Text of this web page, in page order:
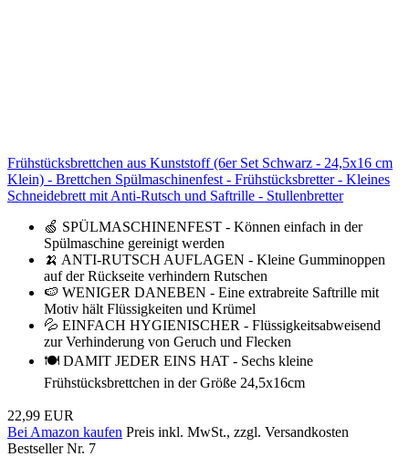
Frühstücksbrettchen aus Kunststoff (6er Set Schwarz - 24,5x16 cm
Klein) - Brettchen Spülmaschinenfest - Frühstücksbretter - Kleines
Schneidebrett mit Anti-Rutsch und Saftrille - Stullenbretter
🍏 SPÜLMASCHINENFEST - Können einfach in der
Spülmaschine gereinigt werden
🍌 ANTI-RUTSCH AUFLAGEN - Kleine Gumminoppen
auf der Rückseite verhindern Rutschen
🍉 WENIGER DANEBEN - Eine extrabreite Saftrille mit
Motiv hält Flüssigkeiten und Krümel
💦 EINFACH HYGIENISCHER - Flüssigkeitsabweisend
zur Verhinderung von Geruch und Flecken
🍽️ DAMIT JEDER EINS HAT - Sechs kleine
Frühstücksbrettchen in der Größe 24,5x16cm
22,99 EUR
Bei Amazon kaufen Preis inkl. MwSt., zzgl. Versandkosten
Bestseller Nr. 7